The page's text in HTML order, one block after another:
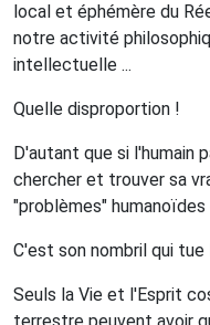
local et éphémère du
notre activité
intellectuelle ...
Quelle disproportion !
D'autant que si l'humain
chercher et trouver sa
"problèmes"
C'est son nombril qui tue
Seuls la Vie et l'Esprit